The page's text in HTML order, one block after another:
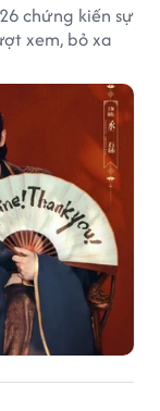
chứng kiến sự
xem, bỏ xa